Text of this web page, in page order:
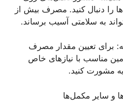
را دنبال کنید. مصرف بیش از
به سلامتی آسیب برساند.
برای تعیین مقدار مصرف
مناسب با نیاز‌های خاص
مشورت کنید.
و سایر مکمل‌ها